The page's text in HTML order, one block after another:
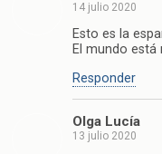
14 julio 2020
Esto es la
El mundo
Responder
Olga Lucía
13 julio 2020